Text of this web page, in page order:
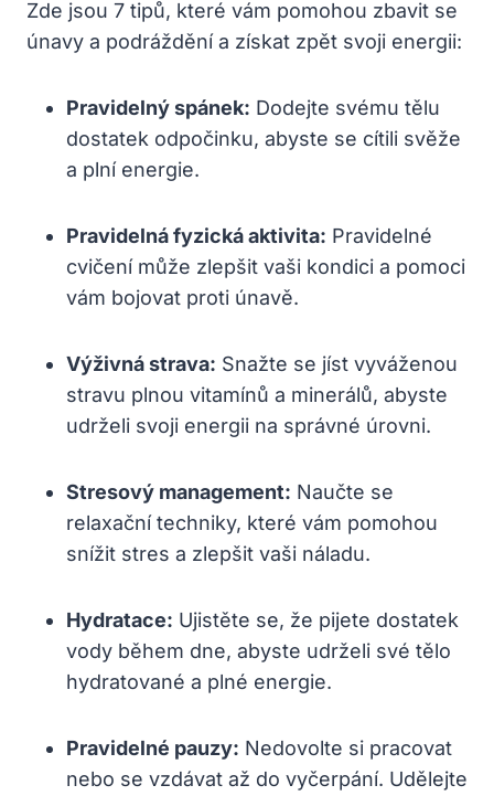
Zde jsou 7 tipů, které vám pomohou zbavit se
únavy a podráždění a získat zpět svoji energii:
Pravidelný spánek: Dodejte svému tělu
dostatek odpočinku, abyste se cítili svěže
a plní energie.
Pravidelná fyzická aktivita: Pravidelné
cvičení může zlepšit vaši kondici a pomoci
vám bojovat proti únavě.
Výživná strava: Snažte se jíst vyváženou
stravu plnou vitamínů a minerálů, abyste
udrželi svoji energii na správné úrovni.
Stresový management: Naučte se
relaxační techniky, které vám pomohou
snížit stres a zlepšit vaši náladu.
Hydratace: Ujistěte se, že pijete dostatek
vody během dne, abyste udrželi své tělo
hydratované a plné energie.
Pravidelné pauzy: Nedovolte si pracovat
nebo se vzdávat až do vyčerpání. Udělejte